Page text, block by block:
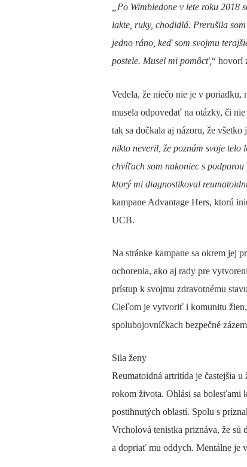
„Po Wimbledone v lete roku
lakte, ruky, chodidlá. Prerušila
jedno ráno, keď som svojmu
postele. Musel mi pomôcť,“ hovorí
Vedela, že niečo nie je v
musela odpovedať na otázky, či
tak sa dočkala aj názoru, že všetko
nikto neveril, že poznám svoje
chvíľach som nakoniec s podporou
ktorý mi diagnostikoval
kampane Advantage Hers, ktorú
UCB.
Na stránke kampane sa okrem jej
ochorenia, ako aj rady pre
prístup k svojmu zdravotnému
Cieľom je vytvoriť i komunitu žien,
spolubojovníčkach bezpečné
Sila ženy
Reumatoidná artritída je častejšia
rokom života. Ohlási sa bolesťami
postihnutých oblastí. Spolu s
Vrcholová tenistka priznáva, že sú
a dopriať mu oddych. Mentálne je